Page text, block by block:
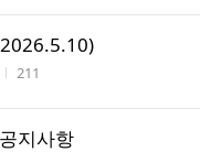
조회수
211
지사항